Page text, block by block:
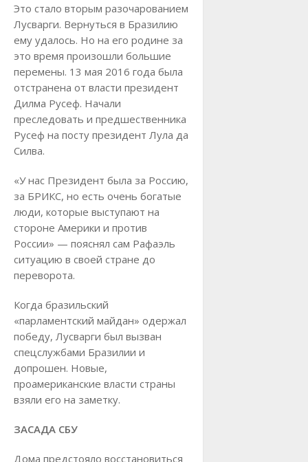
Это стало вторым разочарованием
Лусварги. Вернуться в Бразилию
ему удалось. Но на его родине за
это время произошли большие
перемены. 13 мая 2016 года была
отстранена от власти президент
Дилма Русеф. Начали
преследовать и предшественника
Русеф на посту президент Лула да
Силва.
«У нас Президент была за Россию,
за БРИКС, но есть очень богатые
люди, которые выступают на
стороне Америки и против
России» — пояснял сам Рафаэль
ситуацию в своей стране до
переворота.
Когда бразильский
«парламентский майдан» одержал
победу, Лусварги был вызван
спецслужбами Бразилии и
допрошен. Новые,
проамериканские власти страны
взяли его на заметку.
ЗАСАДА СБУ
Дома предстояло восстановиться